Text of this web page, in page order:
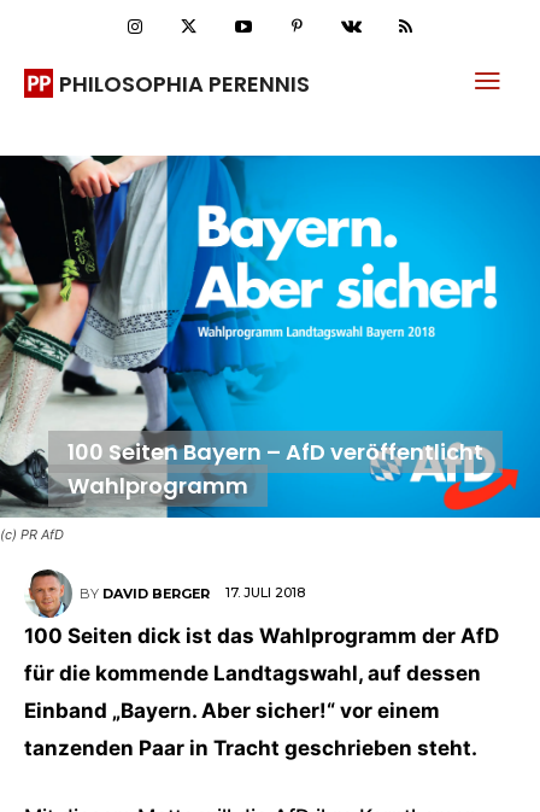
PHILOSOPHIA PERENNIS
(c) PR AfD
100 Seiten Bayern – AfD veröffentlicht
Wahlprogramm
BY DAVID BERGER 17. JULI 2018
100 Seiten dick ist das Wahlprogramm der AfD
für die kommende Landtagswahl, auf dessen
Einband „Bayern. Aber sicher!“ vor einem
tanzenden Paar in Tracht geschrieben steht.